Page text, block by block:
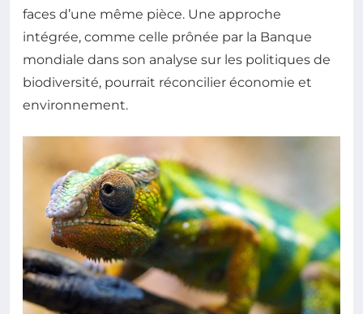
faces d’une même pièce. Une approche
intégrée, comme celle prônée par la Banque
mondiale dans son analyse sur les politiques de
biodiversité, pourrait réconcilier économie et
environnement.